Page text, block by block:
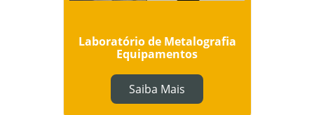
Laboratório de Metalografia
Equipamentos
Saiba Mais